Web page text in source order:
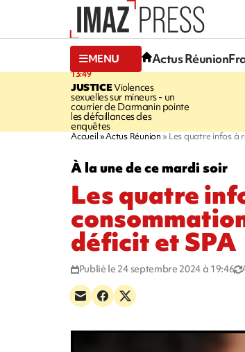
MENU Actus Réunion
13:49
JUSTICEViolences
sexuelles sur mineurs - un
courrier de Darmanin pointe
les défaillances des
enquêtes
Accueil Actus Réunion Les quatre infos à
À la une de ce mardi soir
Les quatre
déficit et SPA
Publié le 24 septembre 2024 à 19:46